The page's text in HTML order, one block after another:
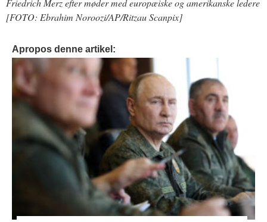
Friedrich Merz efter møder med europæiske og amerikanske ledere
[FOTO: Ebrahim Noroozi/AP/Ritzau Scanpix]
Apropos denne artikel: